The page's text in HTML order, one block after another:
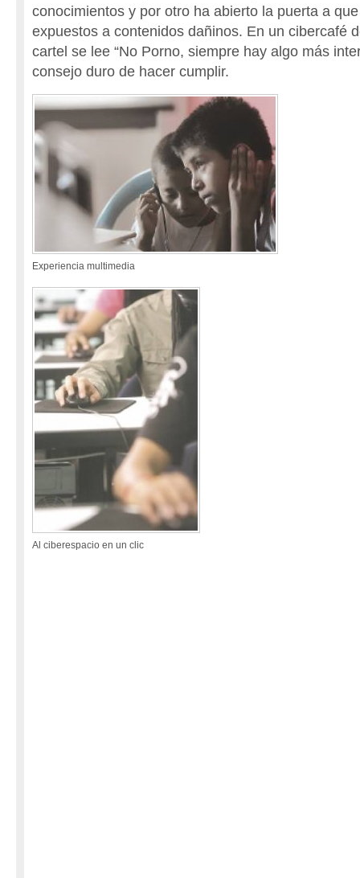
conocimientos y por otro ha abierto la puerta a
expuestos a contenidos dañinos. En un cibercafé
cartel se lee “No Porno, siempre hay algo más
consejo duro de hacer cumplir.
Experiencia multimedia
Al ciberespacio en un clic